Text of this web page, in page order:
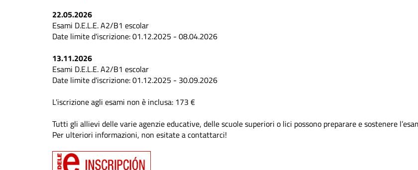
22.05.2026
Esami D.E.L.E. A2/B1 escolar
Date limite d'iscrizione: 01.12.2025 - 08.04.2026
13.11.2026
Esami D.E.L.E. A2/B1 escolar
Date limite d'iscrizione: 01.12.2025 - 30.09.2026
L'iscrizione agli esami non è inclusa: 173 €
Tutti gli allievi delle varie agenzie educative, delle scuole superiori o lici possono preparare e sostenere
Per ulteriori informazioni, non esitate a contattarci!